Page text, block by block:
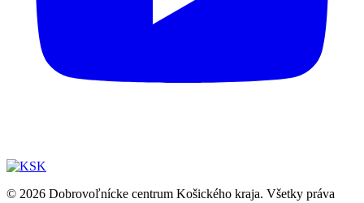
© 2026 Dobrovoľnícke centrum Košického kraja. Všetky práva